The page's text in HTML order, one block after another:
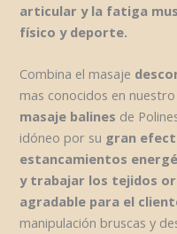
articular y la fatiga
físico y deporte.
Combina el masaje
mas conocidos en
masaje balines de
idóneo por su gran
estancamientos
y trabajar los tejidos
agradable para el
manipulación bruscas y